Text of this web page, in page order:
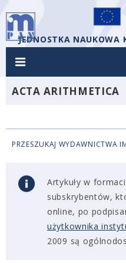
JEDNOSTKA NAUKOWA
ACTA ARITHMETICA
PRZESZUKAJ WYDAWNICTWA
Artykuły w
subskrybentów,
online, po
użytkownika
2009 są